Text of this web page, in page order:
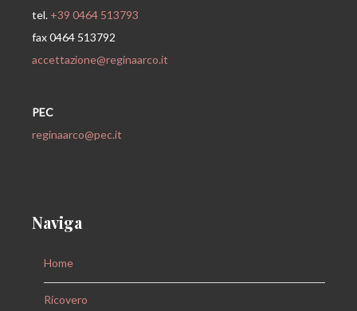
tel. +39 0464 513793
fax 0464 513792
accettazione@reginaarco.it
PEC
reginaarco@pec.it
Naviga
Home
Ricovero